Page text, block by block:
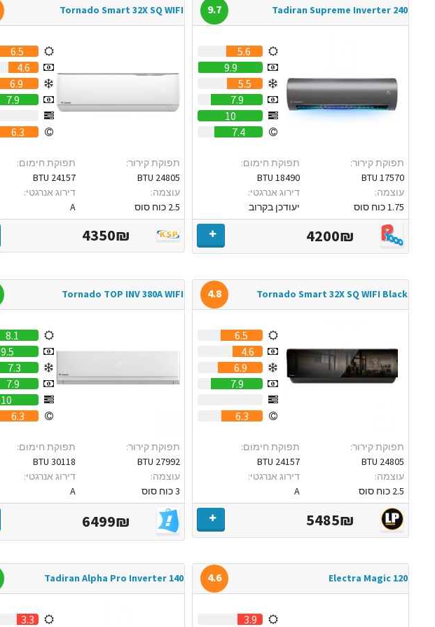
Tadiran Supreme Inverter 240
9.7
5.6
9.9
5.5
7.9
10
7.4
תפוקת קירור:
17570 BTU
עוצמה:
1.75 כוח סוס
תפוקת חימום:
18490 BTU
דירוג אנרגטי:
יעודכן בקרוב
4200₪
Tornado Smart 32X SQ WIFI
6.5
4.6
6.9
7.9
6.3
תפוקת קירור:
24805 BTU
עוצמה:
2.5 כוח סוס
תפוקת חימום:
24157 BTU
דירוג אנרגטי:
A
4350₪
Tornado Smart 32X SQ WIFI Black
4.8
6.5
4.6
6.9
7.9
6.3
תפוקת קירור:
24805 BTU
עוצמה:
2.5 כוח סוס
תפוקת חימום:
24157 BTU
דירוג אנרגטי:
A
5485₪
Tornado TOP INV 380A WIFI
8.1
9.5
7.3
7.9
10
6.3
תפוקת קירור:
27992 BTU
עוצמה:
3 כוח סוס
תפוקת חימום:
30118 BTU
דירוג אנרגטי:
A
6499₪
Electra Magic 120
4.6
3.9
Tadiran Alpha Pro Inverter 140
3.3